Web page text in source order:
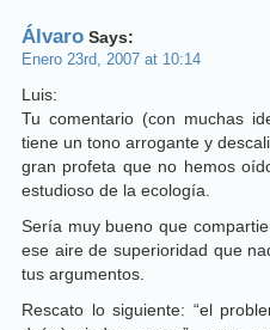
Álvaro Says:
Enero 23rd, 2007 at 10:14
Luis:
Tu comentario (con muchas
tiene un tono arrogante y
gran profeta que no hemos
estudioso de la ecología.
Sería muy bueno que
ese aire de superioridad que
tus argumentos.
Rescato lo siguiente: “el